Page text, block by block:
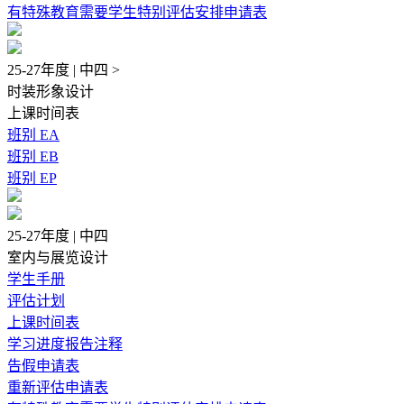
有特殊教育需要学生特别评估安排申请表
25-27年度 | 中四 >
时装形象设计
上课时间表
班别 EA
班别 EB
班别 EP
25-27年度 | 中四
室内与展览设计
学生手册
评估计划
上课时间表
学习进度报告注释
告假申请表
重新评估申请表